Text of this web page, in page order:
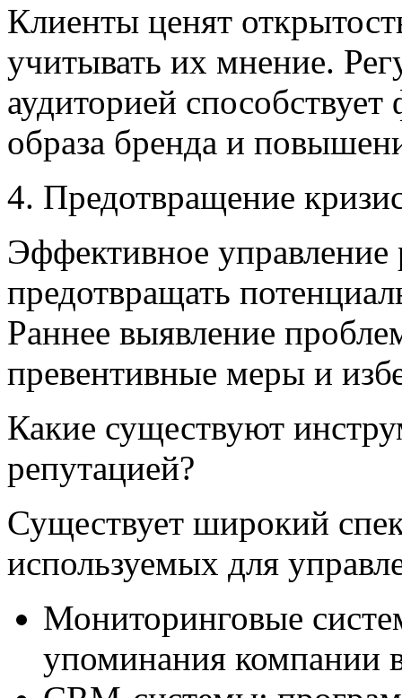
Клиенты ценят
учитывать их мнение.
аудиторией
образа бренда и
4. Предотвращение
Эффективное управление
предотвращать
Раннее выявление
превентивные меры и
Какие существуют
репутацией?
Существует широкий
используемых для
Мониторинговые
упоминания компании